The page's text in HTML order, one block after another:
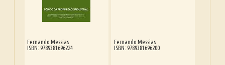
Fernando Messias
ISBN: 9789381696224
Fernando Messias
ISBN: 9789381696200